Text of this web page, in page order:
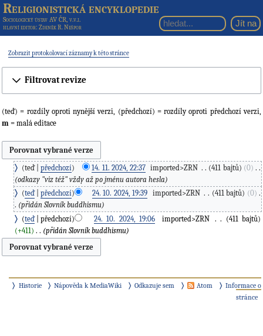
Religionistická encyklopedie
Sociologický ústav AV ČR, v.v.i.
hlavní editor: Zdeněk R. Nešpor
Zobrazit protokolovací záznamy k této stránce
Filtrovat revize
(teď) = rozdíly oproti nynější verzi, (předchozí) = rozdíly oproti předchozí verzi,
m = malá editace
teď předchozí 14. 11. 2024, 22:37‎ imported>ZRN ‎ 411 bajtů 0
odkazy "viz též" vždy až po jménu autora hesla
teď
předchozí 24. 10. 2024, 19:39 imported>ZRN ‎ 411 bajtů 0 ‎
přidán Slovník buddhismu
teď
předchozí 24. 10. 2024, 19:06‎ imported>ZRN
411 bajtů
+411 ‎ přidán Slovník buddhismu
Historie Nápověda k MediaWiki Odkazuje sem Atom
Informace o
stránce